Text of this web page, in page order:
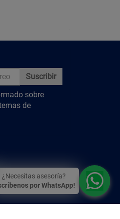
Suscribir
sobre
de
¿Necesitas asesoría?
por WhatsApp!